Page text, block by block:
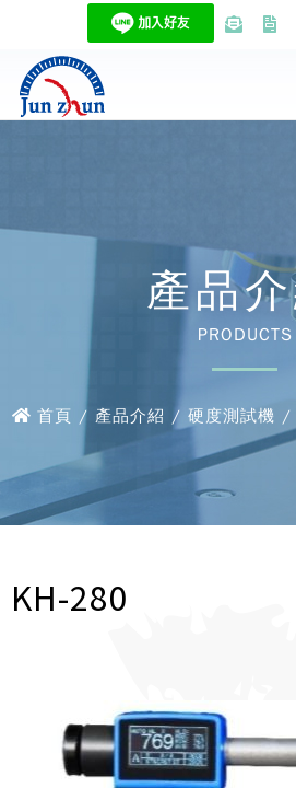
產品
PRODUCTS
首頁 / 產品介紹 / 硬度測試機 /
KH-280